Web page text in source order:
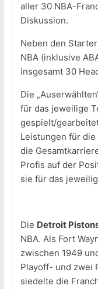
aller 30 NBA-
Diskussion.
Neben den
NBA (inklusive
insgesamt 30
Die
für das jeweilige
gespielt/
Leistungen für
die
Profis auf der
sie für das
Die Detroit
NBA. Als Fort
zwischen 1949
Playoff- und zwei
siedelte die